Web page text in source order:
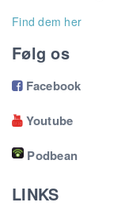
Find dem her
Følg os
Facebook
Youtube
Podbean
LINKS